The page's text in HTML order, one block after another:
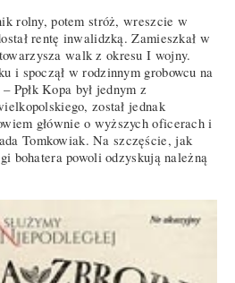
rolny, potem stróż, wreszcie w
rentę inwalidzką. Zamieszkał w
walk z okresu I wojny.
i spoczął w rodzinnym grobowcu na
Ppłk Kopa był jednym z
został jednak
głównie o wyższych oficerach i
Tomkowiak. Na szczęście, jak
bohatera powoli odzyskują należną